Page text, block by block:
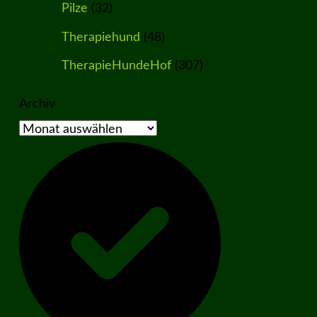
Pilze (32)
Therapiehund (48)
TherapieHundeHof (307)
Archiv